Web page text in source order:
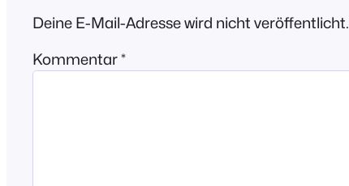
Deine E-Mail-Adresse wird nicht veröffentlicht.
Kommentar*